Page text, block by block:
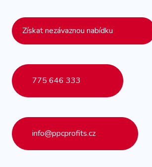
Získat nezávaznou nabídku
775 646 333
info@ppcprofits.cz